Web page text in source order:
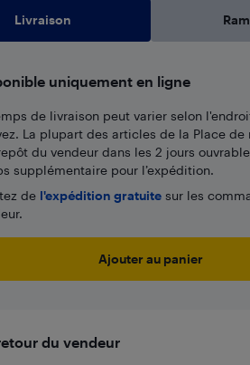
Livraison
uniquement en ligne
de livraison peut varier selon
La plupart des articles de la Place
du vendeur dans les 2 jours
supplémentaire pour l’expédition.
de l'expédition gratuitesur les
Ajouter au panier
du vendeur